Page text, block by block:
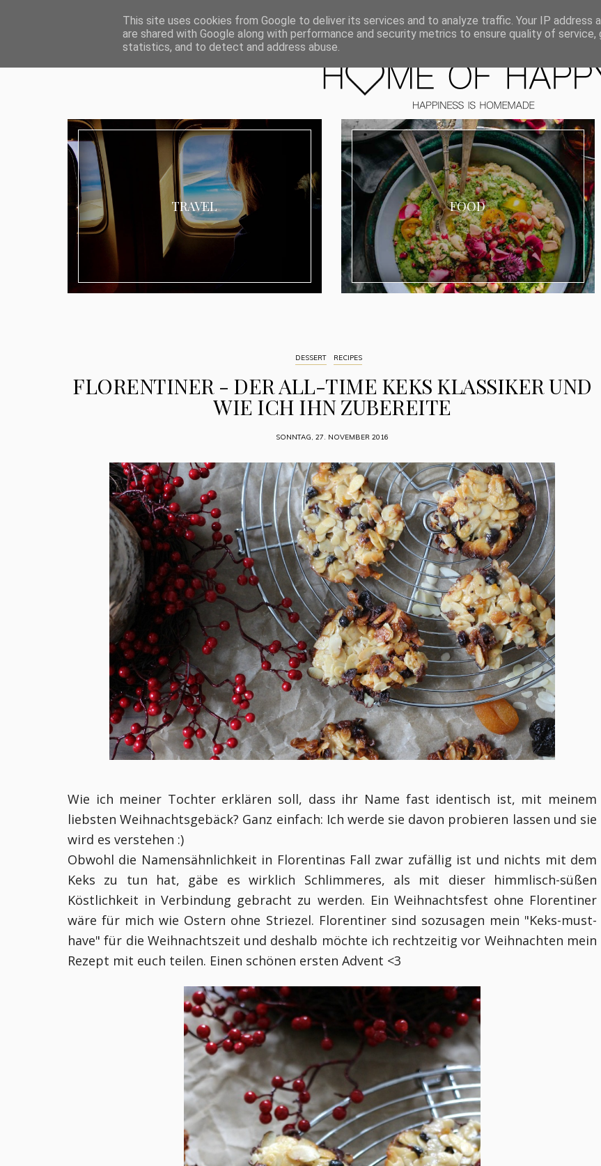
ABOUT I MEDIA & PR IMPRESSUM DATENSCHUTZ KATEGORIEN
TRAVEL FOOD
DESSERT RECIPES
FLORENTINER - DER ALL-TIME KEKS KLASSIKER UND
WIE ICH IHN ZUBEREITE
SONNTAG, 27. NOVEMBER 2016
Wie ich meiner Tochter erklären soll, dass ihr Name fast identisch ist, mit meinem
liebsten Weihnachtsgebäck? Ganz einfach: Ich werde sie davon probieren lassen und sie
wird es verstehen :)
Obwohl die Namensähnlichkeit in Florentinas Fall zwar zufällig ist und nichts mit dem
Keks zu tun hat, gäbe es wirklich Schlimmeres, als mit dieser himmlisch-süßen
Köstlichkeit in Verbindung gebracht zu werden. Ein Weihnachtsfest ohne Florentiner
wäre für mich wie Ostern ohne Striezel. Florentiner sind sozusagen mein "Keks-must-
have" für die Weihnachtszeit und deshalb möchte ich rechtzeitig vor Weihnachten mein
Rezept mit euch teilen. Einen schönen ersten Advent <3
This site uses cookies from Google to deliver its services and to analyze traffic. Your IP address
are shared with Google along with performance and security metrics to ensure quality of service,
statistics, and to detect and address abuse.